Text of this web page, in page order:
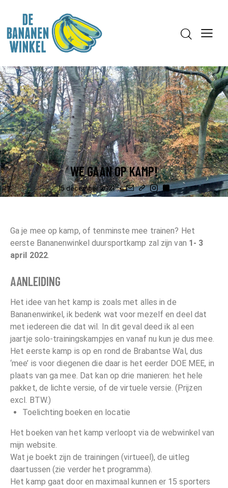
ORGANISEERT ... WINKEL
WE GAAN OP KAMP!
15 december 2021
Ga je mee op kamp, of tenminste mee trainen? Het
eerste Bananenwinkel duursportkamp zal zijn van 1- 3
april 2022
AANLEIDING
Het idee van het kamp is zoals met alles in de
Bananenwinkel, ik bedenk wat voor mezelf en deel dat
met iedereen die dat wil. In dit geval deed ik al een
jaartje solo-trainingskampjes en vanaf nu kun je dus mee.
Het eerste kamp is op en rond de Brabantse Wal, dus
‘mee’ is voor diegenen die daar is het eerder DOE MEE, in
plaats van ga mee. Dat kan op drie manieren: het hele
pakket, de lichte versie, of de virtuele versie. (Prijzen
excl. BTW.)
Toelichting boeken en locatie
Het boeken van het kamp verloopt via de webwinkel van
mijn website.
Wat je boekt zijn de trainingen (virtueel), de uitleg
daartussen (zie verder het programma).
Het kamp gaat door en maximaal kunnen er 15 sporters